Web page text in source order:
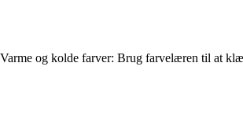
Varme og kolde farver: Brug farvelæren til at